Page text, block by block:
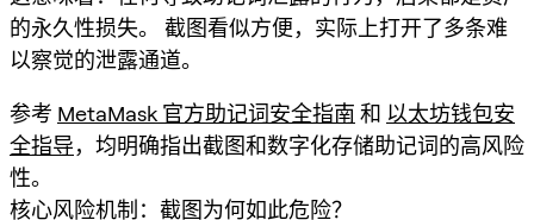
的永久性损失。 截图看似方便，实际上打开了多条难
以察觉的泄露通道。
参考 MetaMask 官方助记词安全指南 和 以太坊钱包安
全指导，均明确指出截图和数字化存储助记词的高风险
性。
核心风险机制：截图为何如此危险？